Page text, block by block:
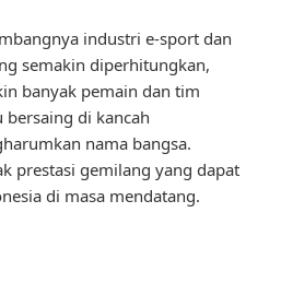
industri e-sport dan
semakin diperhitungkan,
banyak pemain dan tim
di kancah
nama bangsa.
prestasi gemilang yang dapat
di masa mendatang.